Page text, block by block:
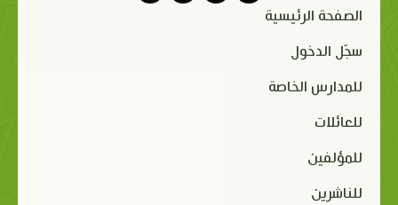
الصفحة الرئيسية
سجّل الدخول
للمدارس الخاصة
للعائلات
للمؤلفين
للناشرين